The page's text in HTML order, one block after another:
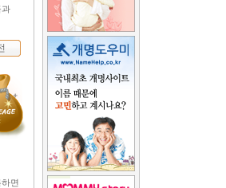
과
면